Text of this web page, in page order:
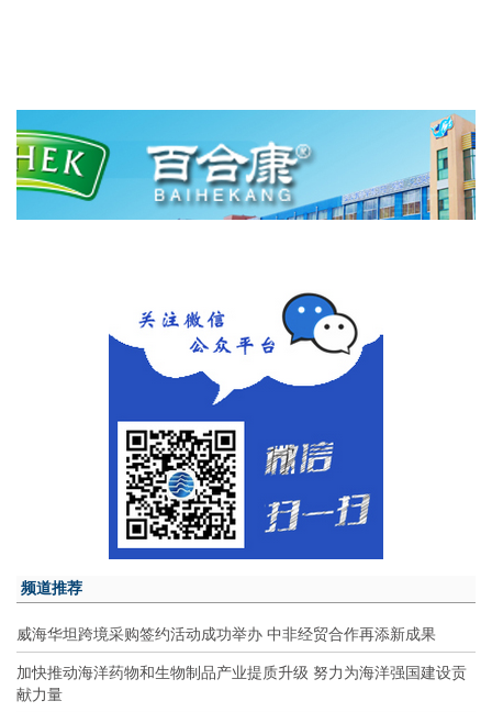
频道推荐
威海华坦跨境采购签约活动成功举办 中非经贸合作再添新成果
加快推动海洋药物和生物制品产业提质升级 努力为海洋强国建设贡
献力量